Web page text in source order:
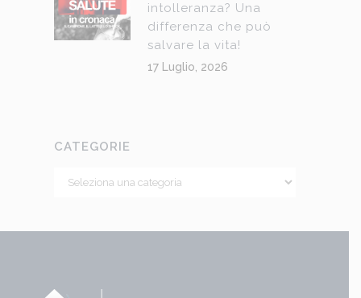
intolleranza? Una
differenza che può
salvare la vita!
17 Luglio, 2026
CATEGORIE